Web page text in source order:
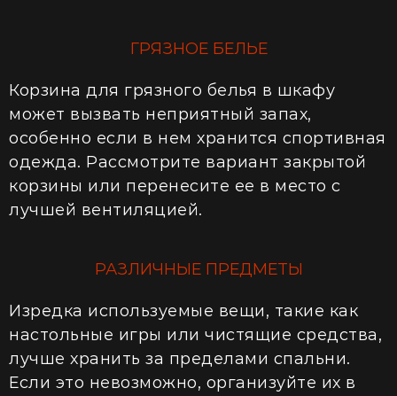
ГРЯЗНОЕ БЕЛЬЕ
Корзина для грязного белья в шкафу
может вызвать неприятный запах,
особенно если в нем хранится спортивная
одежда. Рассмотрите вариант закрытой
корзины или перенесите ее в место с
лучшей вентиляцией.
РАЗЛИЧНЫЕ ПРЕДМЕТЫ
Изредка используемые вещи, такие как
настольные игры или чистящие средства,
лучше хранить за пределами спальни.
Если это невозможно, организуйте их в